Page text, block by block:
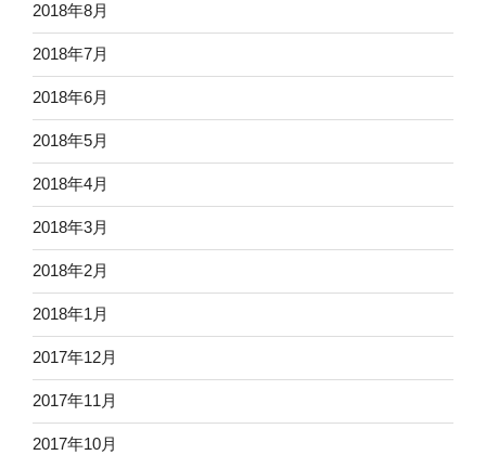
2018年8月
2018年7月
2018年6月
2018年5月
2018年4月
2018年3月
2018年2月
2018年1月
2017年12月
2017年11月
2017年10月